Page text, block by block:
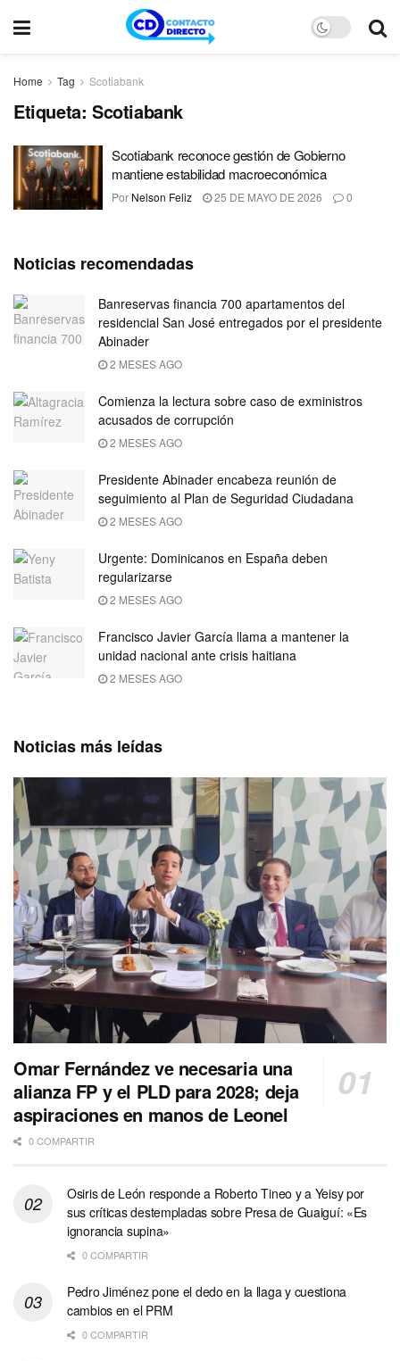
Home Tag Scotiabank
Etiqueta: Scotiabank
Scotiabank reconoce gestión de Gobierno
mantiene estabilidad macroeconómica
Por Nelson Feliz 25 DE MAYO DE 2026 0
Noticias recomendadas
Banreservas financia 700 apartamentos del
residencial San José entregados por el presidente
Abinader
2 MESES AGO
Comienza la lectura sobre caso de exministros
acusados de corrupción
2 MESES AGO
Presidente Abinader encabeza reunión de
seguimiento al Plan de Seguridad Ciudadana
2 MESES AGO
Urgente: Dominicanos en España deben
regularizarse
2 MESES AGO
Francisco Javier García llama a mantener la
unidad nacional ante crisis haitiana
2 MESES AGO
Noticias más leídas
Omar Fernández ve necesaria una
alianza FP y el PLD para 2028; deja
aspiraciones en manos de Leonel
0 COMPARTIR
Osiris de León responde a Roberto Tineo y a Yeisy por
sus críticas destempladas sobre Presa de Guaiguí: «Es
ignorancia supina»
0 COMPARTIR
Pedro Jiménez pone el dedo en la llaga y cuestiona
cambios en el PRM
0 COMPARTIR